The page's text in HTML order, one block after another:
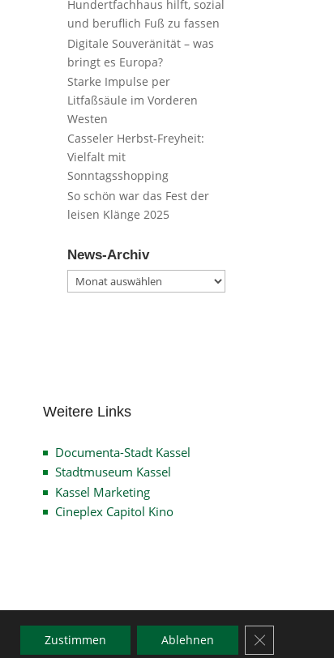
Hundertfachhaus hilft, sozial
und beruflich Fuß zu fassen
Digitale Souveränität – was
bringt es Europa?
Starke Impulse per
Litfaßsäule im Vorderen
Westen
Casseler Herbst-Freyheit:
Vielfalt mit
Sonntagsshopping
So schön war das Fest der
leisen Klänge 2025
News-Archiv
News-
Archiv
Weitere Links
Documenta-Stadt Kassel
Stadtmuseum Kassel
Kassel Marketing
Cineplex Capitol Kino
Zustimmen Ablehnen GDPR